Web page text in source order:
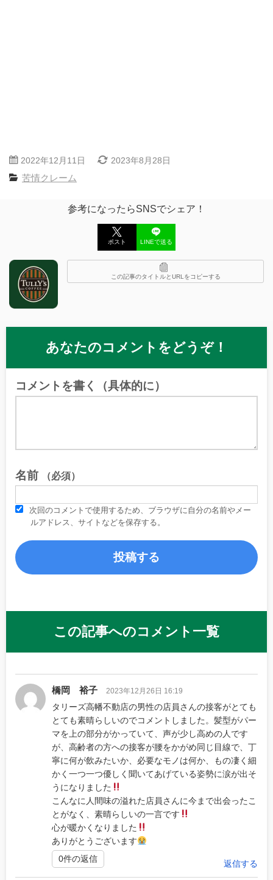
2022年12月11日 2023年8月28日
苦情クレーム
参考になったらSNSでシェア！
ポスト LINEで送る
この記事のタイトルとURLをコピーする
あなたのコメントをどうぞ！
コメントを書く（具体的に）
名前 （必須）
次回のコメントで使用するため、ブラウザに自分の名前やメー
ルアドレス、サイトなどを保存する。
この記事へのコメント一覧
橋岡 裕子 2023年12月26日 16:19
タリーズ高幡不動店の男性の店員さんの接客がとても
とても素晴らしいのでコメントしました。髪型がパー
マを上の部分がかっていて、声が少し高めの人です
が、高齢者の方への接客が腰をかがめ同じ目線で、丁
寧に何が飲みたいか、必要なモノは何か、もの凄く細
かく一つ一つ優しく聞いてあげている姿勢に涙が出そ
うになりました
こんなに人間味の溢れた店員さんに今まで出会ったこ
とがなく、素晴らしいの一言です
心が暖かくなりました
ありがとうございます
返信する
0件の返信